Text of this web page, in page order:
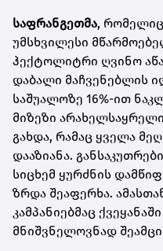
საფრანგეთმა,
უმსხვილესი
ჰექტოლიტრი ღვინო
დაბალი მაჩვენებლის
საშუალოზე 16%-ით
მიზეზი
გახდა, რამაც ყველა
დააზიანა.
სიცხემ ყურძნის
ზრდა შეაფერხა.
კამპანიებმაც
მნიშვნელოვნად